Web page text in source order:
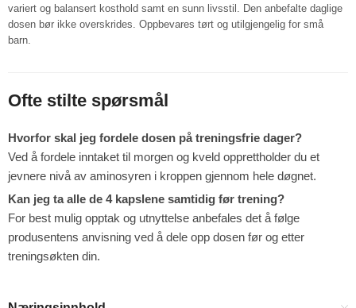
variert og balansert kosthold samt en sunn livsstil. Den anbefalte daglige
dosen bør ikke overskrides. Oppbevares tørt og utilgjengelig for små
barn.
Ofte stilte spørsmål
Hvorfor skal jeg fordele dosen på treningsfrie dager?
Ved å fordele inntaket til morgen og kveld opprettholder du et
jevnere nivå av aminosyren i kroppen gjennom hele døgnet.
Kan jeg ta alle de 4 kapslene samtidig før trening?
For best mulig opptak og utnyttelse anbefales det å følge
produsentens anvisning ved å dele opp dosen før og etter
treningsøkten din.